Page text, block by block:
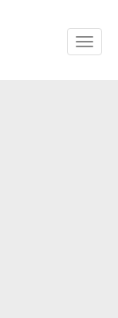
Toggle